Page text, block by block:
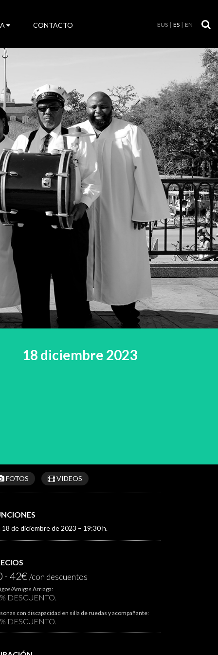
CONTACTO EUS ES EN
18 diciembre 2023
FOTOS VIDEOS
18 de diciembre de 2023 – 19:30 h.
- 42€/con descuentos
Amigas Arriaga:
DESCUENTO.
con discapacidad en silla de ruedas y acompañante:
DESCUENTO.